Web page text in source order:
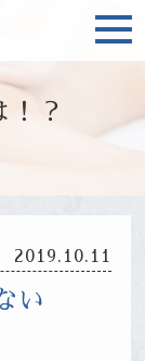
！？
2019.10.11
い